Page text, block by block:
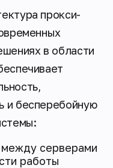
прокси-
в области
и бесперебойную
между серверами
работы